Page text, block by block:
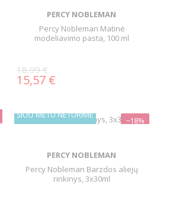
PERCY NOBLEMAN
Percy Nobleman Matinė
modeliavimo pasta, 100 ml
18,99 €
15,57 €
ŠIUO METU NETURIME
−18%
PERCY NOBLEMAN
Percy Nobleman Barzdos aliejų
rinkinys, 3x30ml